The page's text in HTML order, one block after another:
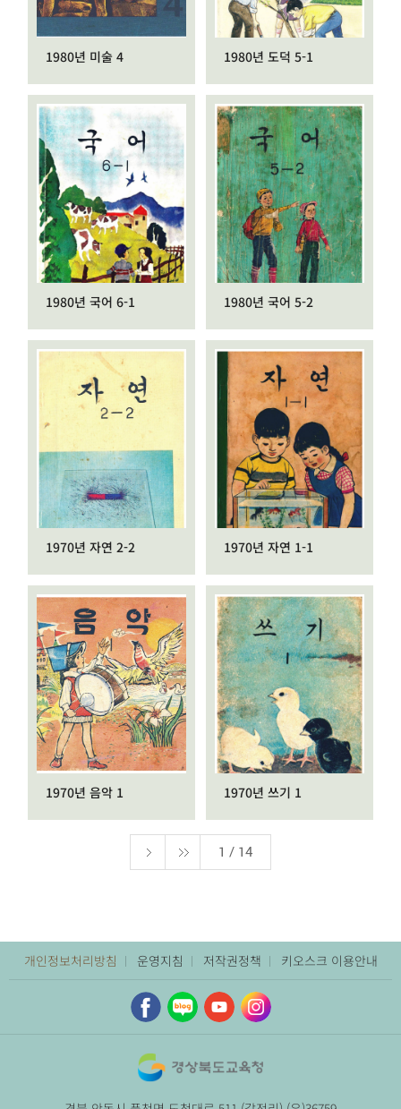
1980년 미술 4 1980년 도덕 5-1
1980년 국어 6-1 1980년 국어 5-2
1970년 자연 2-2 1970년 자연 1-1
1970년 음악 1 1970년 쓰기 1
1 / 14
개인정보처리방침 운영지침 저작권정책 키오스크 이용안내